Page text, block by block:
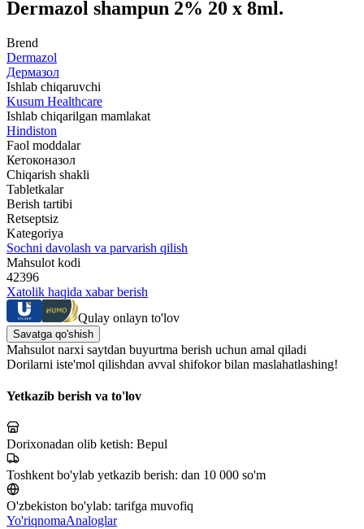
Dermazol shampun 2% 20 x 8ml.
Brend
Dermazol
Дермазол
Ishlab chiqaruvchi
Kusum Healthcare
Ishlab chiqarilgan mamlakat
Hindiston
Faol moddalar
Кетоконазол
Chiqarish shakli
Tabletkalar
Berish tartibi
Retseptsiz
Kategoriya
Sochni davolash va parvarish qilish
Mahsulot kodi
42396
Xatolik haqida xabar berish
Qulay onlayn to'lov
Savatga qo'shish
Mahsulot narxi saytdan buyurtma berish uchun amal qiladi
Dorilarni iste'mol qilishdan avval shifokor bilan maslahatlashing!
Yetkazib berish va to'lov
Dorixonadan olib ketish: Bepul
Toshkent bo'ylab yetkazib berish: dan 10 000 so'm
O'zbekiston bo'ylab: tarifga muvofiq
Yo'riqnomaAnaloglar